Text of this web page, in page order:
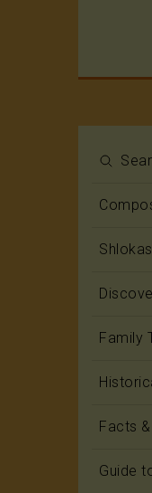
Family
Facts
Guide